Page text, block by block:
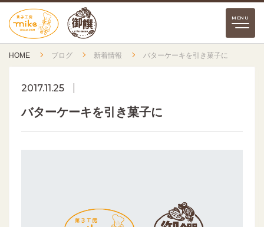
HOME ブログ 新着情報 バターケーキを引き菓子に
2017.11.25
バターケーキを引き菓子に